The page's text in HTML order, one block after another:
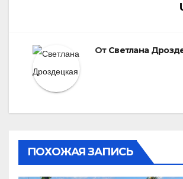
От Светлана
ПОХОЖАЯ ЗАПИСЬ